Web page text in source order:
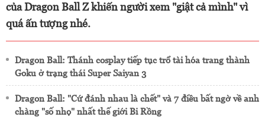
của Dragon Ball Z khiến người xem "giật cả mình" vì
quá ấn tượng nhé.
Dragon Ball: Thánh cosplay tiếp tục trổ tài hóa trang thành
Goku ở trạng thái Super Saiyan 3
Dragon Ball: "Cứ đánh nhau là chết" và 7 điều bất ngờ về anh
chàng "số nhọ" nhất thế giới Bi Rồng